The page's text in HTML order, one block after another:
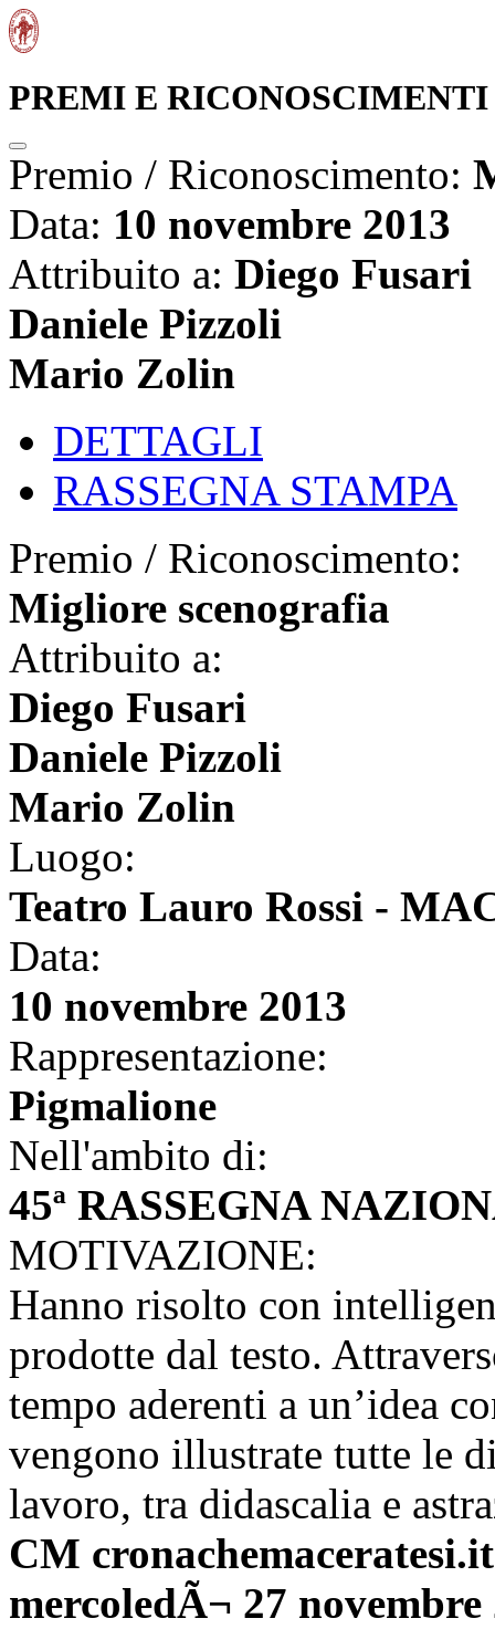
PREMI E RICONOSCIMENTI
Premio / Riconoscimento:
Data: 10 novembre 2013
Attribuito a: Diego Fusari
Daniele Pizzoli
Mario Zolin
DETTAGLI
RASSEGNA STAMPA
Premio / Riconoscimento:
Migliore scenografia
Attribuito a:
Diego Fusari
Daniele Pizzoli
Mario Zolin
Luogo:
Teatro Lauro Rossi -
Data:
10 novembre 2013
Rappresentazione:
Pigmalione
Nell'ambito di:
45ª RASSEGNA
MOTIVAZIONE:
Hanno risolto con
prodotte dal testo.
tempo aderenti a un’idea
vengono illustrate tutte le
lavoro, tra didascalia e
CM cronachemaceratesi.it
mercoledÃ¬ 27 novembre